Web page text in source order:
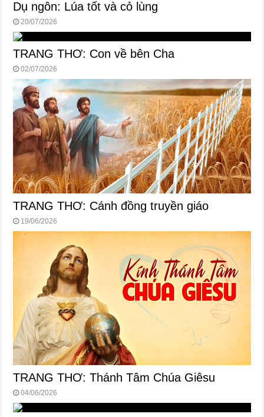
Dụ ngôn: Lúa tốt và cỏ lùng
20/07/2026
TRANG THƠ: Con về bên Cha
02/07/2026
TRANG THƠ: Cánh đồng truyền giáo
19/06/2026
TRANG THƠ: Thánh Tâm Chúa Giêsu
04/06/2026